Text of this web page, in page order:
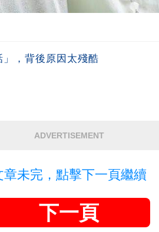
，背後原因太殘酷
ADVERTISEMENT
章未完，點擊下一頁繼續
下一頁